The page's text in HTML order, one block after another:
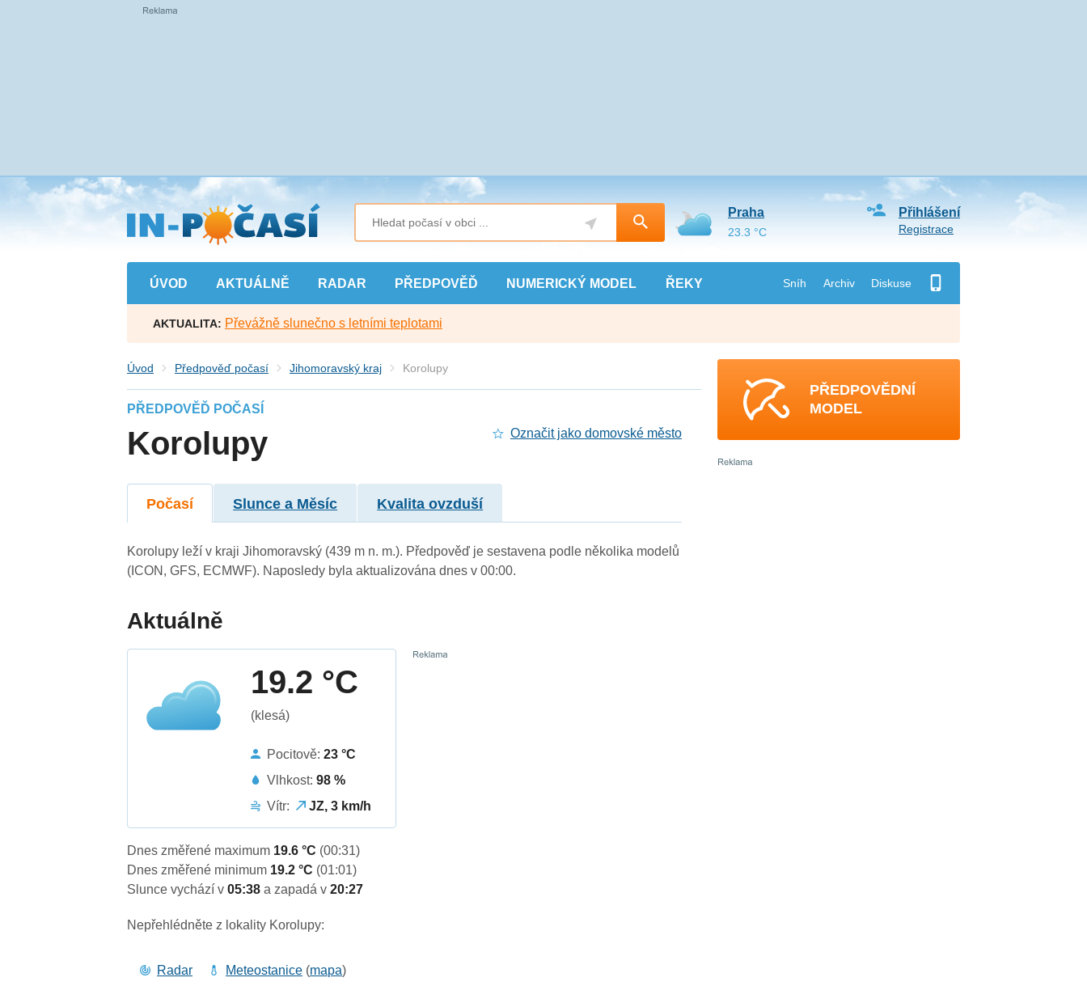
Přejít
na
hlavní
obsah
ÚVOD AKTUÁLNĚ RADAR PŘEDPOVĚĎ NUMERICKÝ MODEL ŘEKY Sníh Archiv Diskuse
Přihlášení
Registrace
Praha
23.3 °C
AKTUALITA: Převážně slunečno s letními teplotami
Úvod Předpověď počasí Jihomoravský kraj Korolupy
PŘEDPOVĚĎ POČASÍ
Korolupy Označit jako domovské město
Počasí Slunce a Měsíc Kvalita ovzduší
Korolupy leží v kraji Jihomoravský (439 m n. m.). Předpověď je sestavena podle několika modelů
(ICON, GFS, ECMWF). Naposledy byla aktualizována dnes v 00:00.
Aktuálně
19.2 °C
(klesá)
Pocitově:23 °C
Vlhkost:98 %
Vítr:
JZ, 3 km/h
Dnes změřené maximum 19.6 °C (00:31)
Dnes změřené minimum 19.2 °C (01:01)
Slunce vychází v05:38a zapadá v20:27
Nepřehlédněte z lokality Korolupy:
Radar Meteostanice (mapa)
PŘEDPOVĚDNÍ
MODEL